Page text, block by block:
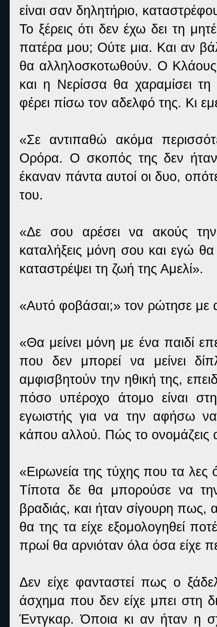
είναι σαν δηλητήριο,
Το ξέρεις ότι δεν έχω δει τη
πατέρα μου; Ούτε μια. Και αν
θα αλληλοσκοτωθούν. Ο Κλάους
και η Νερίσσα θα χαραμίσει
φέρει πίσω τον αδελφό της. Κι
«Σε αντιπαθώ ακόμα
Ορόρα. Ο σκοπός της δεν
έκαναν πάντα αυτοί οι δυο,
του.
«Δε σου αρέσει να ακούς
καταλήξεις μόνη σου και εγώ
καταστρέψει τη ζωή της Αμελί».
«Αυτό φοβάσαι;» τον ρώτησε με
«Θα μείνει μόνη με ένα παιδί
που δεν μπορεί να μείνει
αμφισβητούν την ηθική της,
πόσο υπέροχο άτομο είναι
εγωιστής για να την αφήσω να
κάπου αλλού. Πώς το ονομάζεις
«Ειρωνεία της τύχης που τα
Τίποτα δε θα μπορούσε να την
βραδιάς, και ήταν σίγουρη πως,
θα της τα είχε εξομολογηθεί
πρωί θα αρνιόταν όλα όσα είχε
Δεν είχε φανταστεί πως ο
άσχημα που δεν είχε μπει στη
Έντγκαρ. Όποια κι αν ήταν η